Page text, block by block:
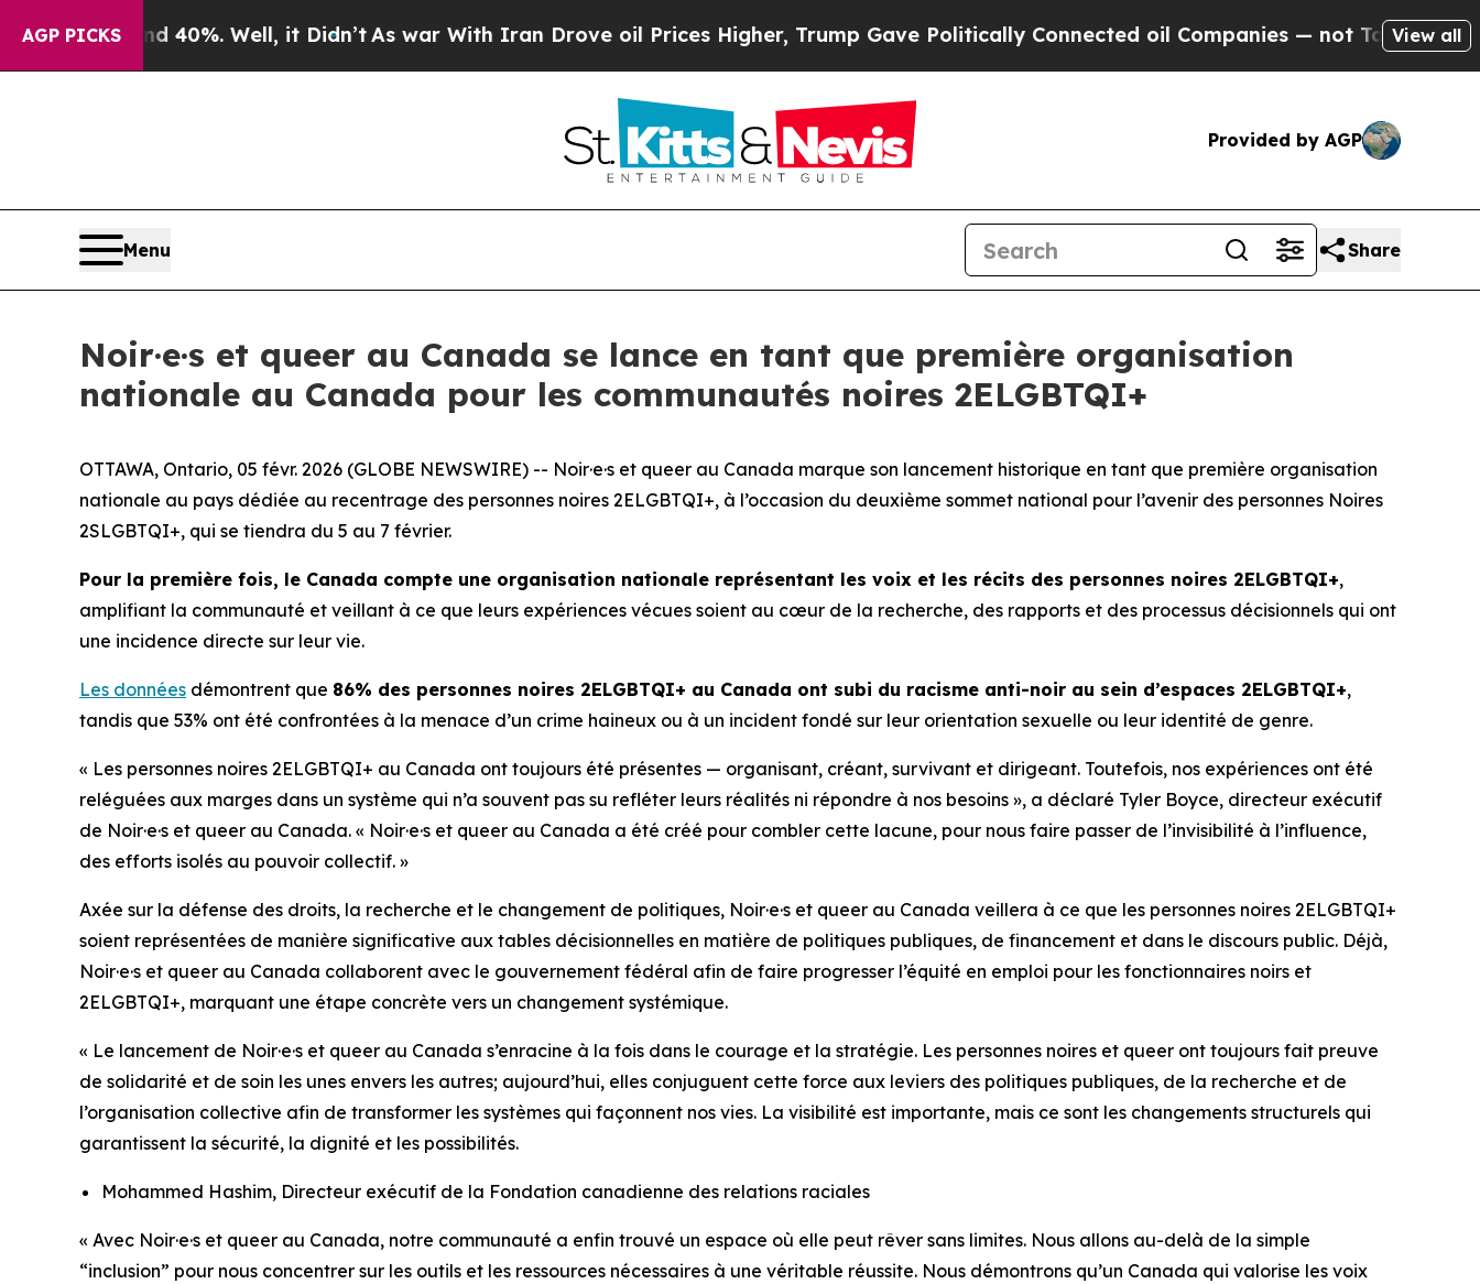
AGP PICKS40%. Well, it Didn’t As war With Iran Drove oil Prices Higher, Trump Gave Politically Connected oil Companies — not Taxpayers — the
View all
Provided by AGP
Menu Share
Noir·e·s et queer au Canada se lance en tant que première organisation
nationale au Canada pour les communautés noires 2ELGBTQI+
OTTAWA, Ontario, 05 févr. 2026 (GLOBE NEWSWIRE) -- Noir·e·s et queer au Canada marque son lancement historique en tant que première organisation
nationale au pays dédiée au recentrage des personnes noires 2ELGBTQI+, à l’occasion du deuxième sommet national pour l’avenir des personnes Noires
2SLGBTQI+, qui se tiendra du 5 au 7 février.
Pour la première fois, le Canada compte une organisation nationale représentant les voix et les récits des personnes noires 2ELGBTQI+,
amplifiant la communauté et veillant à ce que leurs expériences vécues soient au cœur de la recherche, des rapports et des processus décisionnels qui ont
une incidence directe sur leur vie.
Les données démontrent que 86% des personnes noires 2ELGBTQI+ au Canada ont subi du racisme anti-noir au sein d’espaces 2ELGBTQI+,
tandis que 53% ont été confrontées à la menace d’un crime haineux ou à un incident fondé sur leur orientation sexuelle ou leur identité de genre.
« Les personnes noires 2ELGBTQI+ au Canada ont toujours été présentes — organisant, créant, survivant et dirigeant. Toutefois, nos expériences ont été
reléguées aux marges dans un système qui n’a souvent pas su refléter leurs réalités ni répondre à nos besoins », a déclaré Tyler Boyce, directeur exécutif
de Noir·e·s et queer au Canada. « Noir·e·s et queer au Canada a été créé pour combler cette lacune, pour nous faire passer de l’invisibilité à l’influence,
des efforts isolés au pouvoir collectif. »
Axée sur la défense des droits, la recherche et le changement de politiques, Noir·e·s et queer au Canada veillera à ce que les personnes noires 2ELGBTQI+
soient représentées de manière significative aux tables décisionnelles en matière de politiques publiques, de financement et dans le discours public. Déjà,
Noir·e·s et queer au Canada collaborent avec le gouvernement fédéral afin de faire progresser l’équité en emploi pour les fonctionnaires noirs et
2ELGBTQI+, marquant une étape concrète vers un changement systémique.
« Le lancement de Noir·e·s et queer au Canada s’enracine à la fois dans le courage et la stratégie. Les personnes noires et queer ont toujours fait preuve
de solidarité et de soin les unes envers les autres; aujourd’hui, elles conjuguent cette force aux leviers des politiques publiques, de la recherche et de
l’organisation collective afin de transformer les systèmes qui façonnent nos vies. La visibilité est importante, mais ce sont les changements structurels qui
garantissent la sécurité, la dignité et les possibilités.
Mohammed Hashim, Directeur exécutif de la Fondation canadienne des relations raciales
« Avec Noir·e·s et queer au Canada, notre communauté a enfin trouvé un espace où elle peut rêver sans limites. Nous allons au-delà de la simple
“inclusion” pour nous concentrer sur les outils et les ressources nécessaires à une véritable réussite. Nous démontrons qu’un Canada qui valorise les voix